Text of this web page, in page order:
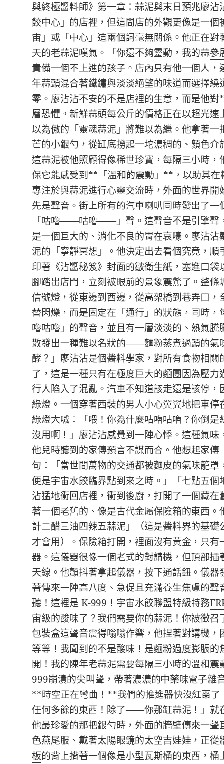
與終極醬料師》第一章：蒜泥與末日預兆廖
餃中心」的店裡，但這間店的外觀更像是一個
宙」或「中心」這兩個詞毫無關係。他正在
天的老蒜泥嘆氣。「你還不夠靈動，我的蒜參
責備一個不上進的孩子。店內只有他一個人
年蒜頭混合著鐵鏽與淡淡絕望的味道而選擇繞
零。廖沾沾不安的不是店裡的生意，而是他
層恐懼。新鮮蒜頭每公斤的價格正在以超光速
以為傲的「靈魂蒜泥」將難以為繼。他拿著
芒的小銀勺，從缸底撈起一坨濃稠的、顏色介
這蒜泥被他照顧得像稀世珍寶，每隔三小時，
保它能感受到**「溫和的震動」**，以助其在
專注於與蒜泥進行心靈交流時，外面的世界開
先是聲音。街上所有的汽車喇叭同時發出了一
「咕嚕——咕嚕——」聲。這聲音不是引擎聲
是一個巨大的、消化不良的胃在哀嚎。廖沾
泥的「寧靜冥想」。他決定出去看個究竟，順
印著《沾醬秘笈》封面的皺衛生紙，塞進口袋
腳踏出店門，立刻被眼前的景象震驚了。整
信號燈，從東邊到西邊，從高架橋到巷弄口，
替閃爍，而是固定在「通行」的狀態，同時
嚕咕嚕」的聲音，並且有一層淡淡的、熱氣騰
散發出一種難以名狀的——麵粉蒸煮過頭的氣
酵？」廖沾沾是個醬料學家，對所有食物相
了，這是一種只有在極度巨大的麵團因為壓
行人陷入了混亂。汽車不知道該走還是該停，
綠燈。一個穿著西裝的男人小心翼翼地把車
綠燈大喊：「喂！你為什麼咕嚕咕嚕？你倒是
沒用啊！」廖沾沾感覺到一陣心悸。這種氣
他兒時聽到的家傳預言不謀而合。他想起家
句：「當世間萬物的交通都被麵皮的氣味籠罩
便是宇宙水餃臨界點到來之時。」「七點五
沾猛地衝回店裡，衝到後廚，打開了一個藏
著一個老舊的、像是古代金屬保險箱的東西。
計二醋三油四辣五蒜泥」（這是醬料界的基
才會用）。保險箱打開，裡面沒有黃金，只
器。這儀器很像一個老式的對講機，但頂部插
天線。他顫抖著拿起儀器，按下通話鈕。儀
著傳來一陣高八度、急促且充滿養生焦慮的
聽！這裡是 K-999！宇宙水餃聯盟特級特務
宙級的酸味了？我們需要你的蒜泥！你被徵
包裝盒這聲音震得嗡嗡作響，他捏著對講機，
等等！我聞到的不是酸味！是麵粉過度膨脹的
開！我的陳年老蒜泥需要每隔三小時的溫和
999崩潰的尖叫聲，帶著濃濃的中藥味電子雜
**時空正在彎曲！**我們的推進器快沒紅棗了
任何多餘的東西！除了——你那缸蒜泥！」就
他最珍愛的那把銀勺時，外面的牆壁傳來一聲
色燕尾服、戴著太陽眼鏡的太空吉娃娃，正從
板的背上揹著一個像是小型瓦斯桶的東西，